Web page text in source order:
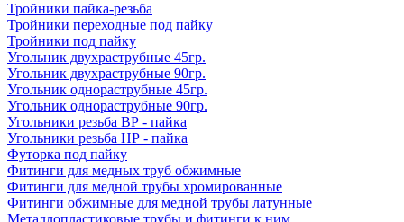
Тройники пайка-резьба
Тройники переходные под пайку
Тройники под пайку
Угольник двухраструбные 45гр.
Угольник двухраструбные 90гр.
Угольник однораструбные 45гр.
Угольник однораструбные 90гр.
Угольники резьба ВР - пайка
Угольники резьба НР - пайка
Футорка под пайку
Фитинги для медных труб обжимные
Фитинги для медной трубы хромированные
Фитинги обжимные для медной трубы латунные
Металлопластиковые трубы и фитинги к ним